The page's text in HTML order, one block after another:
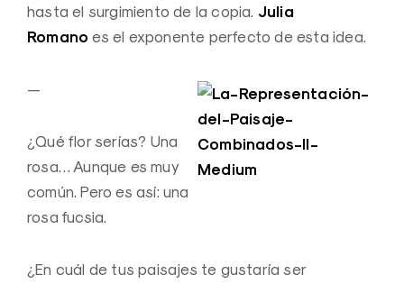
hasta el surgimiento de la copia. Julia
Romano es el exponente perfecto de esta idea.
—
¿Qué flor serías? Una
rosa… Aunque es muy
común. Pero es así: una
rosa fucsia.
¿En cuál de tus paisajes te gustaría ser